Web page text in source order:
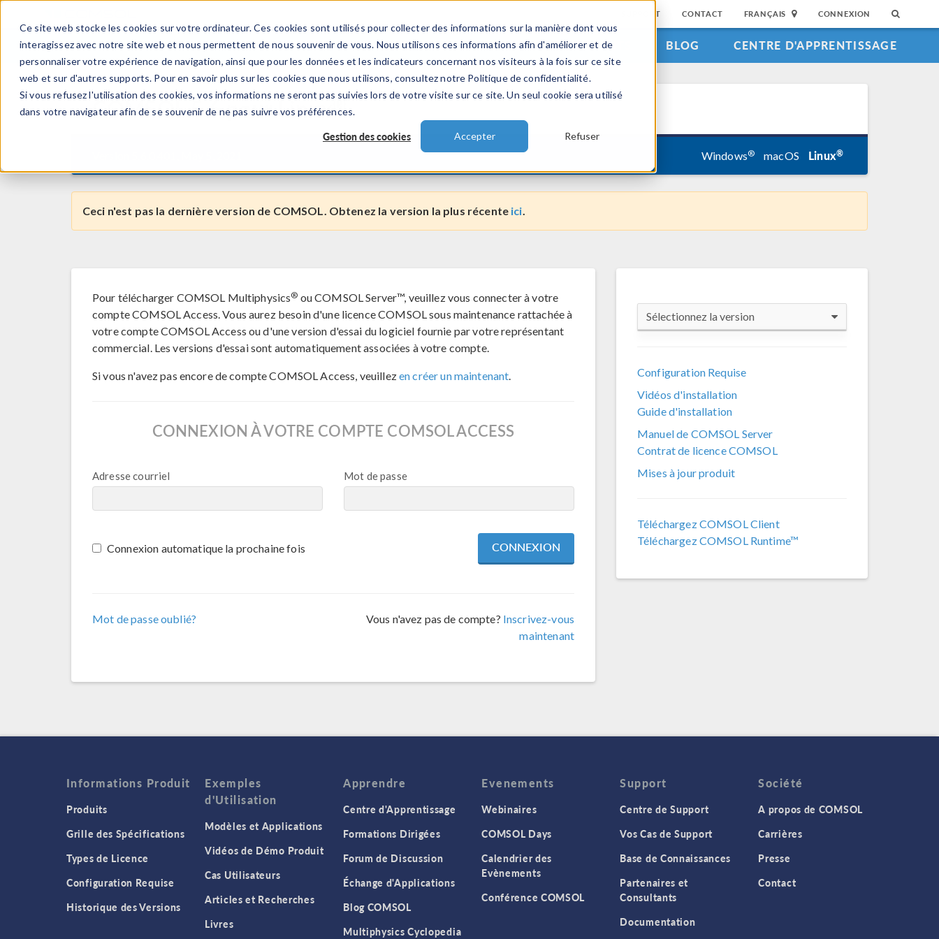
Ce site web stocke les cookies sur votre ordinateur. Ces cookies sont utilisés pour collecter des informations sur la manière dont vous
interagissez avec notre site web et nous permettent de nous souvenir de vous. Nous utilisons ces informations afin d'améliorer et de
personnaliser votre expérience de navigation, ainsi que pour les données et les indicateurs concernant nos visiteurs à la fois sur ce site
web et sur d'autres supports. Pour en savoir plus sur les cookies que nous utilisons, consultez notre Politique de confidentialité.
Si vous refusez l'utilisation des cookies, vos informations ne seront pas suivies lors de votre visite sur ce site. Un seul cookie sera utilisé
dans votre navigateur afin de se souvenir de ne pas suivre vos préférences.
Gestion des cookies Accepter Refuser
SUPPORT CONTACT FRANÇAIS CONNEXION
PRODUITS INDUSTRIES VIDEOS EVENEMENTS BLOG CENTRE D'APPRENTISSAGE
COMSOL5.6pour Linux®
Windows® macOS Linux®
Ceci n'est pas la dernière version de COMSOL. Obtenez la version la plus récente ici.
Pour télécharger COMSOL Multiphysics® ou COMSOL Server™, veuillez vous connecter à votre
compte COMSOL Access. Vous aurez besoin d'une licence COMSOL sous maintenance rattachée à
votre compte COMSOL Access ou d'une version d'essai du logiciel fournie par votre représentant
commercial. Les versions d'essai sont automatiquement associées à votre compte.
Si vous n'avez pas encore de compte COMSOL Access, veuillezen créer un maintenant.
CONNEXION À VOTRE COMPTE COMSOL ACCESS
Adresse courriel Mot de passe
Connexion automatique la prochaine fois
Mot de passe oublié? Vous n'avez pas de compte? Inscrivez-vous
maintenant
Sélectionnez la version
COMSOL 6.3
COMSOL 6.2
COMSOL 6.1
COMSOL 6.0
COMSOL 5.6
COMSOL 5.4
Configuration Requise
Vidéos d'installation
Guide d'installation
Manuel de COMSOL Server
Contrat de licence COMSOL
Mises à jour produit
Téléchargez COMSOL Client
Téléchargez COMSOL Runtime™
Informations Produit
Produits
Grille des Spécifications
Types de Licence
Configuration Requise
Historique des Versions
Exemples
d'Utilisation
Modèles et Applications
Vidéos de Démo Produit
Cas Utilisateurs
Articles et Recherches
Livres
Apprendre
Centre d'Apprentissage
Formations Dirigées
Forum de Discussion
Échange d'Applications
Blog COMSOL
Multiphysics Cyclopedia
Evenements
Webinaires
COMSOL Days
Calendrier des
Evènements
Conférence COMSOL
Support
Centre de Support
Vos Cas de Support
Base de Connaissances
Partenaires et
Consultants
Documentation
Société
A propos de COMSOL
Carrières
Presse
Contact